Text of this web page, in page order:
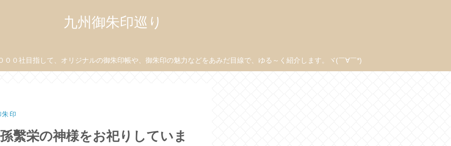
九州御朱印巡り
０社目指して、オリジナルの御朱印帳や、御朱印の魅力などをあみだ目線で、ゆる～く紹介します。ヾ(￣∀￣*)
朱印
繫栄の神様をお祀りしていま